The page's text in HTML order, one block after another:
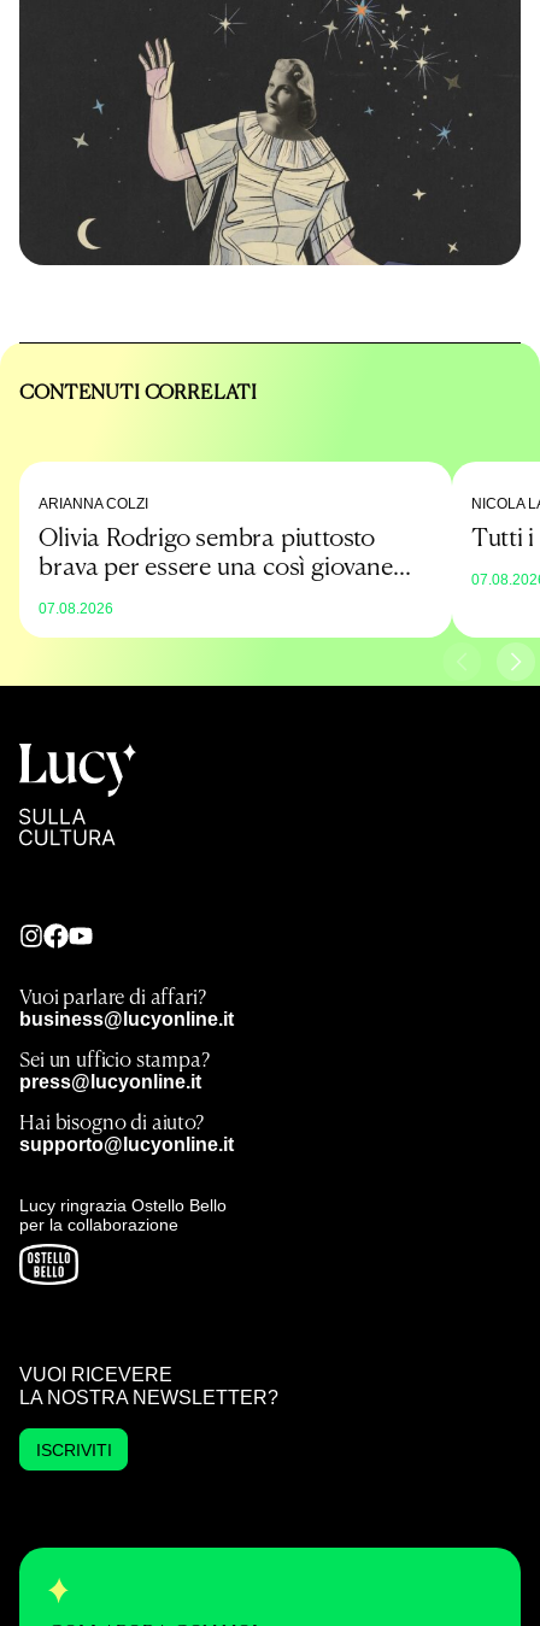
CONTENUTI CORRELATI
ARIANNA COLZI
Olivia Rodrigo sembra piuttosto
brava per essere una così giovane
promessa
07.08.2026
NICOLA
Tutti i
Vuoi parlare di affari?
business@lucyonline.it
Sei un ufficio stampa?
press@lucyonline.it
Hai bisogno di aiuto?
supporto@lucyonline.it
Lucy ringrazia Ostello Bello
per la collaborazione
VUOI RICEVERE
LA NOSTRA NEWSLETTER?
ISCRIVITI